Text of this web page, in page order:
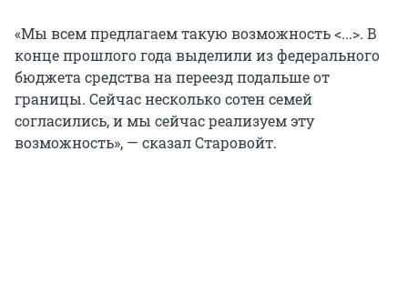
«Мы всем предлагаем такую возможность <...>. В
конце прошлого года выделили из федерального
бюджета средства на переезд подальше от
границы. Сейчас несколько сотен семей
согласились, и мы сейчас реализуем эту
возможность», — сказал Старовойт.